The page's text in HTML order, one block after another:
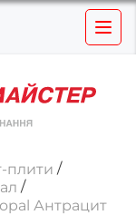
плити
Антрацит